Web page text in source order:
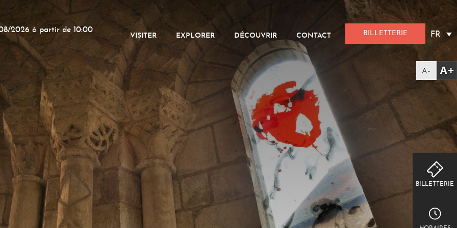
BILLETTERIE
2026 à partir de 10:00
VISITER EXPLORER DÉCOUVRIR CONTACT BILLETTERIE FR